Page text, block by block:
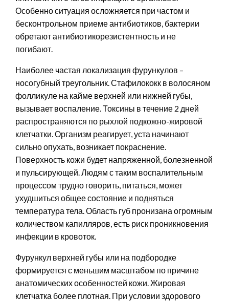
Особенно ситуация осложняется при частом и
бесконтрольном приеме антибиотиков, бактерии
обретают антибиотикорезистентность и не
погибают.
Наиболее частая локализация фурункулов –
носогубный треугольник. Стафилококк в волосяном
фолликуле на кайме верхней или нижней губы,
вызывает воспаление. Токсины в течение 2 дней
распространяются по рыхлой подкожно-жировой
клетчатки. Организм реагирует, уста начинают
сильно опухать, возникает покраснение.
Поверхность кожи будет напряженной, болезненной
и пульсирующей. Людям с таким воспалительным
процессом трудно говорить, питаться, может
ухудшиться общее состояние и подняться
температура тела. Область губ пронизана огромным
количеством капилляров, есть риск проникновения
инфекции в кровоток.
Фурункул верхней губы или на подбородке
формируется с меньшим масштабом по причине
анатомических особенностей кожи. Жировая
клетчатка более плотная. При условии здорового